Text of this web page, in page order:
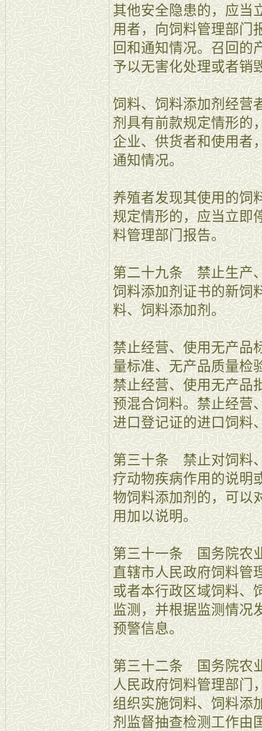
其他安全隐患的，应当
用者，向饲料管理部门
回和通知情况。召回的
予以无害化处理或者销
饲料、饲料添加剂经营
剂具有前款规定情形的
企业、供货者和使用者
通知情况。
养殖者发现其使用的饲
规定情形的，应当立即
料管理部门报告。
第二十九条 禁止生产
饲料添加剂证书的新饲
料、饲料添加剂。
禁止经营、使用无产品
量标准、无产品质量检
禁止经营、使用无产品
预混合饲料。禁止经营
进口登记证的进口饲料
第三十条 禁止对饲料
疗动物疾病作用的说明
物饲料添加剂的，可以
用加以说明。
第三十一条 国务院农
直辖市人民政府饲料管
或者本行政区域饲料、
监测，并根据监测情况
预警信息。
第三十二条 国务院农
人民政府饲料管理部门
组织实施饲料、饲料添
剂监督抽查检测工作由